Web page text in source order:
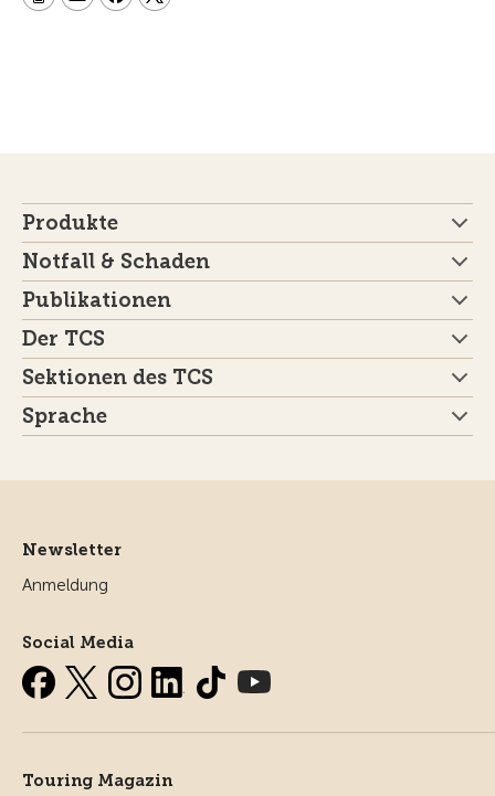
Produkte
Notfall & Schaden
Publikationen
Der TCS
Sektionen des TCS
Sprache
Newsletter
Anmeldung
Social Media
Touring Magazin